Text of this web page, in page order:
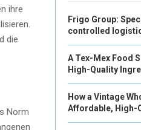
ihre
die
Norm
Frigo Group:
controlled
A Tex-Mex Food
High-Quality
How a Vintage
Affordable, High-